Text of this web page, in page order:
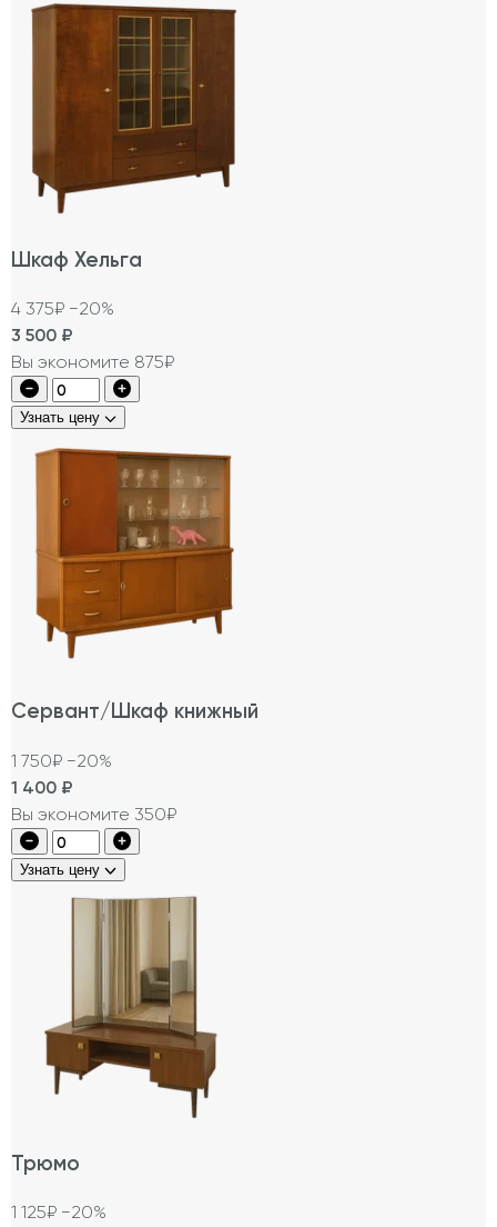
Шкаф Хельга
4 375₽ −20%
3 500 ₽
Вы экономите 875₽
Узнать цену
Сервант/Шкаф книжный
1 750₽ −20%
1 400 ₽
Вы экономите 350₽
Узнать цену
Трюмо
1 125₽ −20%